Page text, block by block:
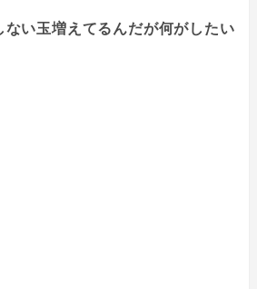
ない玉増えてるんだが何がしたい